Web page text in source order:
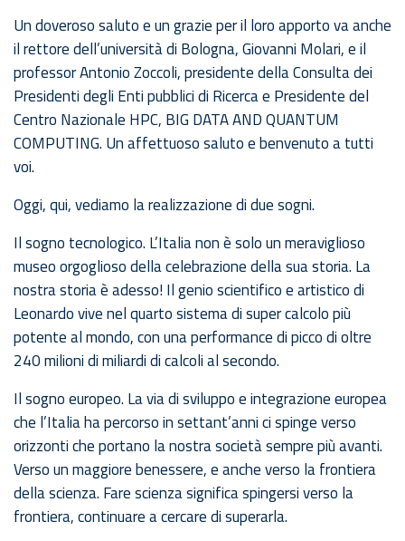
Un doveroso saluto e un grazie per il loro apporto va anche
il rettore dell’università di Bologna, Giovanni Molari, e il
professor Antonio Zoccoli, presidente della Consulta dei
Presidenti degli Enti pubblici di Ricerca e Presidente del
Centro Nazionale HPC, BIG DATA AND QUANTUM
COMPUTING. Un affettuoso saluto e benvenuto a tutti
voi.
Oggi, qui, vediamo la realizzazione di due sogni.
Il sogno tecnologico. L’Italia non è solo un meraviglioso
museo orgoglioso della celebrazione della sua storia. La
nostra storia è adesso! Il genio scientifico e artistico di
Leonardo vive nel quarto sistema di super calcolo più
potente al mondo, con una performance di picco di oltre
240 milioni di miliardi di calcoli al secondo.
Il sogno europeo. La via di sviluppo e integrazione europea
che l’Italia ha percorso in settant’anni ci spinge verso
orizzonti che portano la nostra società sempre più avanti.
Verso un maggiore benessere, e anche verso la frontiera
della scienza. Fare scienza significa spingersi verso la
frontiera, continuare a cercare di superarla.